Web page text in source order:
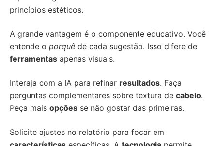
princípios estéticos.
A grande vantagem é o componente educativo. Você
entende o porquê de cada sugestão. Isso difere de
ferramentas apenas visuais.
Interaja com a IA para refinar resultados. Faça
perguntas complementares sobre textura de cabelo.
Peça mais opções se não gostar das primeiras.
Solicite ajustes no relatório para focar em